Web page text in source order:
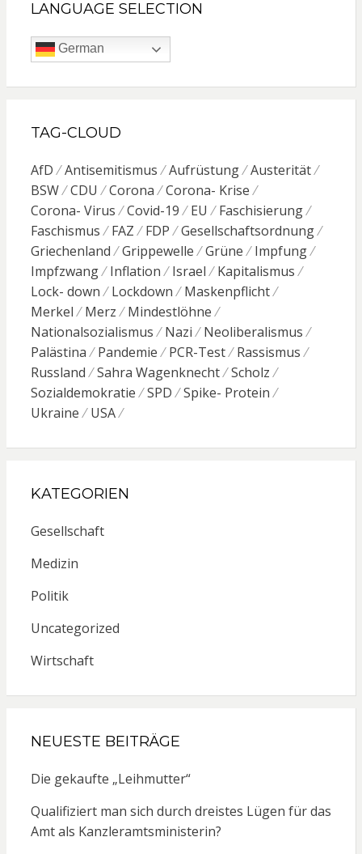
LANGUAGE SELECTION
German
TAG-CLOUD
AfD Antisemitismus Aufrüstung
Austerität
BSW
CDU Corona
Corona- Krise
Corona- Virus
Covid-19 EU
Faschisierung
Faschismus
FAZ FDP
Gesellschaftsordnung
Griechenland
Grippewelle Grüne
Impfung
Impfzwang
Inflation Israel
Kapitalismus
Lock- down
Lockdown
Maskenpflicht
Merkel
Merz
Mindestlöhne
Nationalsozialismus
Nazi
Neoliberalismus
Palästina
Pandemie PCR-Test
Rassismus
Russland
Sahra Wagenknecht
Scholz
Sozialdemokratie
SPD
Spike- Protein
Ukraine
USA
KATEGORIEN
Gesellschaft
Medizin
Politik
Uncategorized
Wirtschaft
NEUESTE BEITRÄGE
Die gekaufte „Leihmutter“
Qualifiziert man sich durch dreistes Lügen für das
Amt als Kanzleramtsministerin?